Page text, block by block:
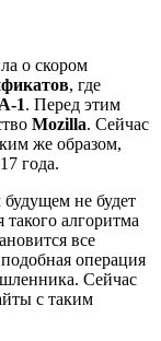
о скором
, где
1. Перед этим
Mozilla. Сейчас
же образом,
года.
не будет
алгоритма
все
операция
Сейчас
с таким